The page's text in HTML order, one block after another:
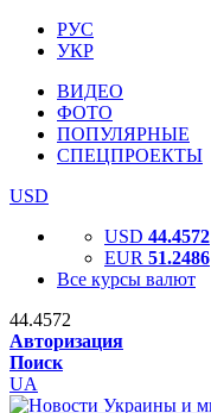
РУС
УКР
ВИДЕО
ФОТО
ПОПУЛЯРНЫЕ
СПЕЦПРОЕКТЫ
USD
USD 44.4572
EUR 51.2486
Все курсы валют
44.4572
Авторизация
Поиск
UA